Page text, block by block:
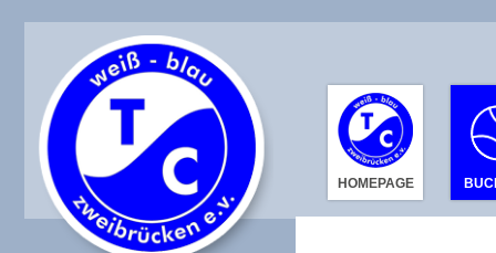
HOMEPAGE